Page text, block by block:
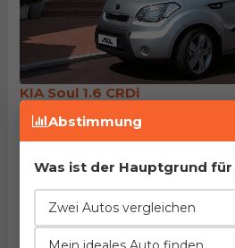
KIA Soul 1.6 CRDi
Herstellung von 2008. bis 2013.
EuroNCAP: 87%
27%
besser
6%
weniger
1%
mehr
3%
weniger
Abstimmung
Was ist der Hauptgrund für
Zwei Autos vergleichen